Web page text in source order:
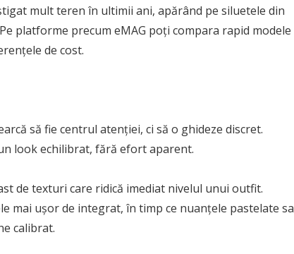
mult teren în ultimii ani, apărând pe siluetele din
platforme precum eMAG poți compara rapid modele
de cost.
să fie centrul atenției, ci să o ghideze discret.
look echilibrat, fără efort aparent.
de texturi care ridică imediat nivelul unui outfit.
mai ușor de integrat, în timp ce nuanțele pastelate
calibrat.